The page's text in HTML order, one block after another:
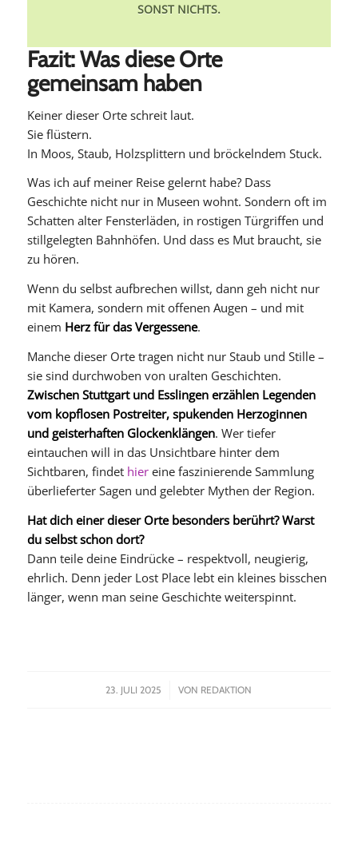
SONST NICHTS.
Fazit: Was diese Orte
gemeinsam haben
Keiner dieser Orte schreit laut.
Sie flüstern.
In Moos, Staub, Holzsplittern und bröckelndem Stuck.
Was ich auf meiner Reise gelernt habe? Dass
Geschichte nicht nur in Museen wohnt. Sondern oft im
Schatten alter Fensterläden, in rostigen Türgriffen und
stillgelegten Bahnhöfen. Und dass es Mut braucht, sie
zu hören.
Wenn du selbst aufbrechen willst, dann geh nicht nur
mit Kamera, sondern mit offenen Augen – und mit
einem Herz für das Vergessene.
Manche dieser Orte tragen nicht nur Staub und Stille –
sie sind durchwoben von uralten Geschichten.
Zwischen Stuttgart und Esslingen erzählen Legenden
vom kopflosen Postreiter, spukenden Herzoginnen
und geisterhaften Glockenklängen. Wer tiefer
eintauchen will in das Unsichtbare hinter dem
Sichtbaren, findet hiereine faszinierende Sammlung
überlieferter Sagen und gelebter Mythen der Region.
Hat dich einer dieser Orte besonders berührt? Warst
du selbst schon dort?
Dann teile deine Eindrücke – respektvoll, neugierig,
ehrlich. Denn jeder Lost Place lebt ein kleines bisschen
länger, wenn man seine Geschichte weiterspinnt.
23. JULI 2025
/ VON REDAKTION